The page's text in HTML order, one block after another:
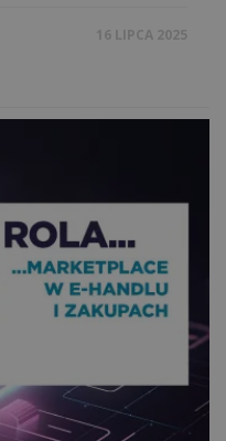
16 LIPCA 2025